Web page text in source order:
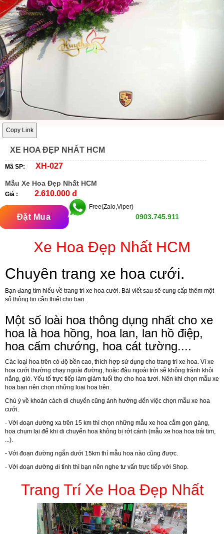
Copy Link
XE HOA ĐẸP NHẤT HCM
Mã SP: XH-027
Mẫu Xe Hoa Đẹp Nhất HCM
Giá : 2.610.000 đ
Đặt Mua
Free(Zalo,Viper)
0903.745.911
Xe Hoa Đẹp Nhất HCM
Chuyên trang xe hoa cưới.
Bạn đang tìm hiểu về trang trí xe hoa cưới. Bài viết sau sẽ cung cấp thêm một
số thông tin cần thiết cho bạn.
Một số loài hoa thông dụng nhất cho xe
hoa là hoa hồng, hoa lan, lan hồ điệp,
hoa cẩm chướng, hoa cát tường....
Các loại hoa trên có độ bền cao, thích hợp sử dụng cho trang trí xe hoa. Vì xe
hoa cưới thường chạy ngoài đường, hoặc đậu ngoài trời sẽ không tránh khỏi
nắng, gió. Yếu tố trực tiếp làm giảm tuổi thọ cho hoa tươi. Nên khi chọn mẫu xe
hoa bạn nên chọn những loại hoa trên.
Chú ý về khoản cách di chuyển cũng ảnh hưởng đến việc chọn mẫu xe hoa
cưới.
- Với đoạn đường xa trên 15 km thì chọn những mẫu xe hoa cắm gọn gàng,
hoa chụm lại để khi di chuyển hoa không bị rớt cánh (mẫu xe hoa hoa trái tim,
...).
- Với đoạn đường ngắn dưới 15km thí mẫu hoa nào cũng được.
- Với đoạn đường đi tỉnh thì bạn nên nghe tư vấn trực tiếp với Shop.
Trang Trí Xe Hoa Đẹp Nhất